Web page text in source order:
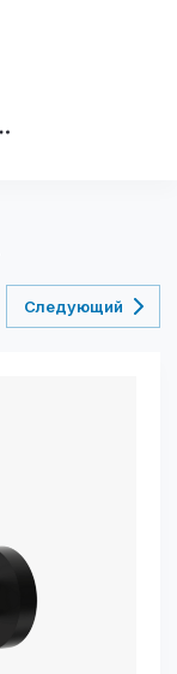
Следующий